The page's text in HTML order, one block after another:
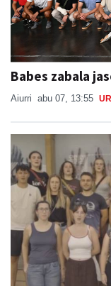
Babes zabala
Aiurri abu 07, 13:55